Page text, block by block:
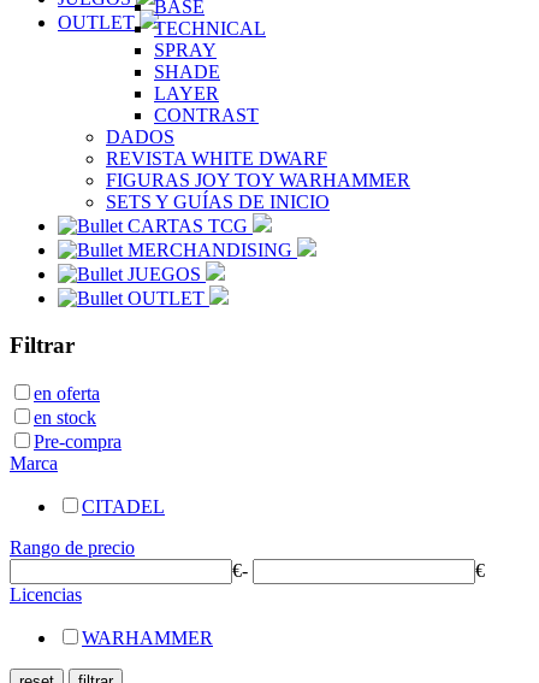
OUTLET
BASE
TECHNICAL
SPRAY
SHADE
LAYER
CONTRAST
DADOS
REVISTA WHITE DWARF
FIGURAS JOY TOY WARHAMMER
SETS Y GUÍAS DE INICIO
CARTAS TCG
MERCHANDISING
JUEGOS
OUTLET
Filtrar
en oferta
en stock
Pre-compra
Marca
CITADEL
Rango de precio
€-
€
Licencias
WARHAMMER